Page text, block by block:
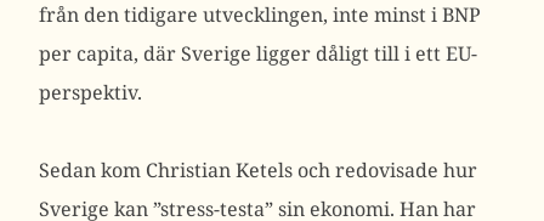
från den tidigare utvecklingen, inte minst i BNP
per capita, där Sverige ligger dåligt till i ett EU-
perspektiv.
Sedan kom Christian Ketels och redovisade hur
Sverige kan ”stress-testa” sin ekonomi. Han har